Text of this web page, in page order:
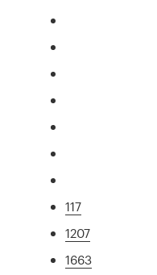
117
1207
1663